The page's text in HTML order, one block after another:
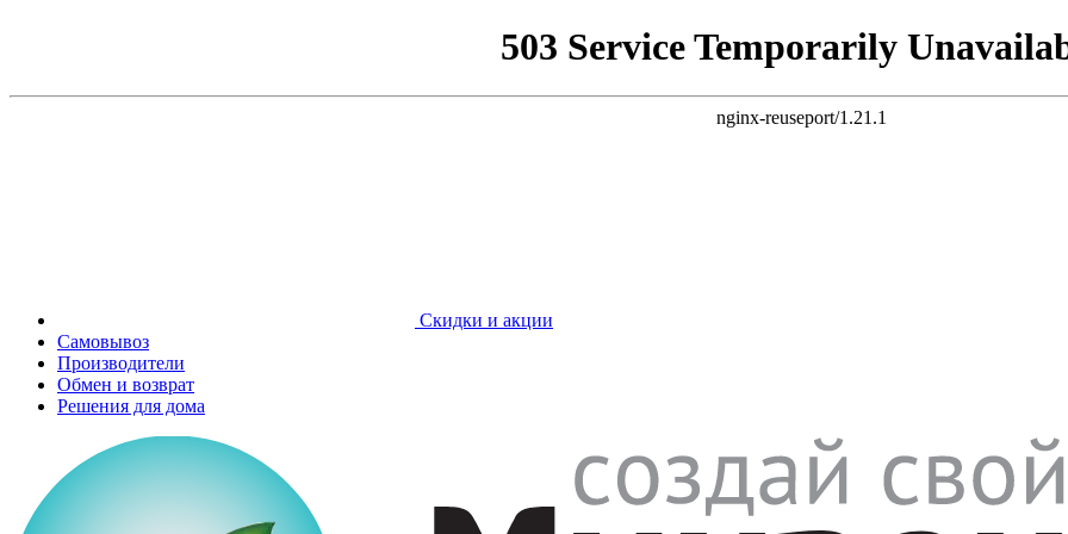
503 Service Temporarily
nginx-reuseport/1.21.1
Скидки и акции
Самовывоз
Производители
Обмен и возврат
Решения для дома